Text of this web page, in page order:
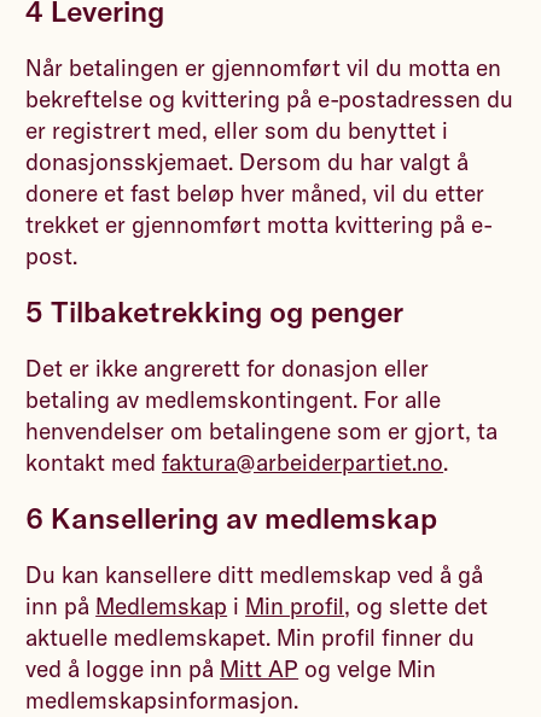
4 Levering
Når betalingen er gjennomført vil du motta en
bekreftelse og kvittering på e-postadressen du
er registrert med, eller som du benyttet i
donasjonsskjemaet. Dersom du har valgt å
donere et fast beløp hver måned, vil du etter
trekket er gjennomført motta kvittering på e-
post.
5 Tilbaketrekking og penger
Det er ikke angrerett for donasjon eller
betaling av medlemskontingent. For alle
henvendelser om betalingene som er gjort, ta
kontakt medfaktura@arbeiderpartiet.no.
6 Kansellering av medlemskap
Du kan kansellere ditt medlemskap ved å gå
inn på Medlemskap i Min profil, og slette det
aktuelle medlemskapet. Min profil finner du
ved å logge inn på Mitt AP og velge Min
medlemskapsinformasjon.